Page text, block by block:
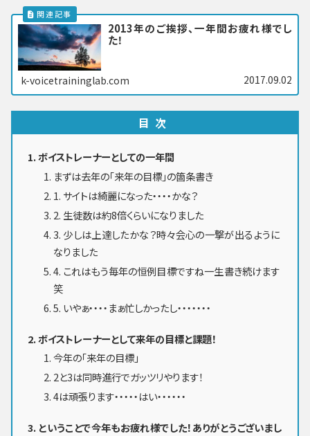
2013年のご挨拶、一年間お疲れ様でし
た！
k-voicetraininglab.com 2017.09.02
目次
ボイストレーナーとしての一年間
まずは去年の「来年の目標」の箇条書き
1. サイトは綺麗になった・・・・かな？
2. 生徒数は約8倍くらいになりました
3. 少しは上達したかな？時々会心の一撃が出るように
なりました
4. これはもう毎年の恒例目標ですね一生書き続けます
笑
5. いやぁ・・・・まぁ忙しかったし・・・・・・・
ボイストレーナーとして来年の目標と課題！
今年の「来年の目標」
2と3は同時進行でガッツリやります！
4は頑張ります・・・・・はい・・・・・・
ということで今年もお疲れ様でした！ありがとうございまし